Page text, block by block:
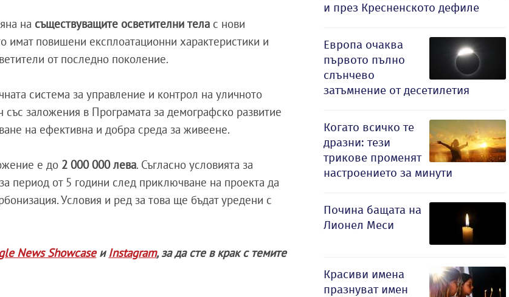
на съществуващите осветителни тела с нови
имат повишени експлоатационни характеристики и
от последно поколение.
система за управление и контрол на уличното
заложения в Програмата за демографско развитие
на ефективна и добра среда за живеене.
е до 2 000 000 лева. Съгласно условията за
период от 5 години след приключване на проекта да
Условия и ред за това ще бъдат уредени с
News Showcaseи Instagram, за да сте в крак с темите
и през Кресненското дефиле
Европа очаква
първото пълно
слънчево
затъмнение от десетилетия
Когато всичко те
дразни: тези
трикове променят
настроението за минути
Почина бащата на
Лионел Меси
Красиви имена
празнуват имен